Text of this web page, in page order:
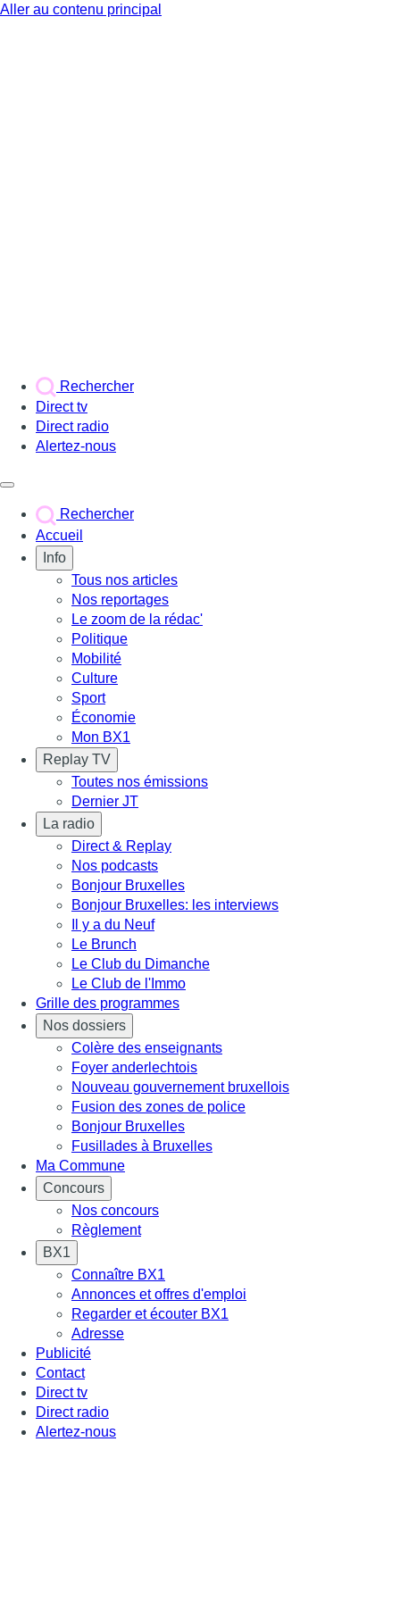
Aller au contenu principal
Rechercher
Direct tv
Direct radio
Alertez-nous
Rechercher
Accueil
Info
Tous nos articles
Nos reportages
Le zoom de la rédac'
Politique
Mobilité
Culture
Sport
Économie
Mon BX1
Replay TV
Toutes nos émissions
Dernier JT
La radio
Direct & Replay
Nos podcasts
Bonjour Bruxelles
Bonjour Bruxelles: les interviews
Il y a du Neuf
Le Brunch
Le Club du Dimanche
Le Club de l'Immo
Grille des programmes
Nos dossiers
Colère des enseignants
Foyer anderlechtois
Nouveau gouvernement bruxellois
Fusion des zones de police
Bonjour Bruxelles
Fusillades à Bruxelles
Ma Commune
Concours
Nos concours
Règlement
BX1
Connaître BX1
Annonces et offres d'emploi
Regarder et écouter BX1
Adresse
Publicité
Contact
Direct tv
Direct radio
Alertez-nous